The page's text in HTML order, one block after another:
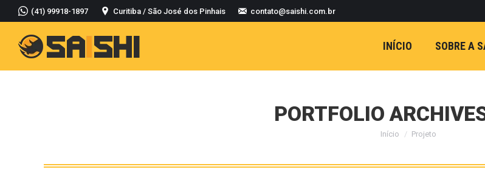
(41) 99918-1897 Curitiba / São José dos Pinhais contato@saishi.com.br
INÍCIO SOBRE A
PORTFOLIO
Você está aqui:
Início Projeto